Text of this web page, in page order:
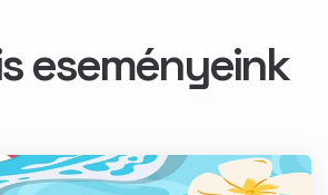
eseményeink